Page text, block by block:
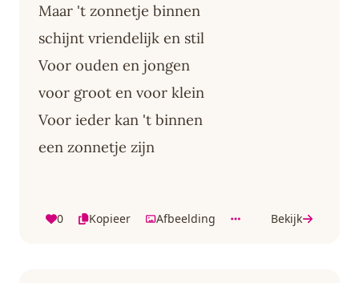
Maar 't zonnetje binnen
schijnt vriendelijk en stil
Voor ouden en jongen
voor groot en voor klein
Voor ieder kan 't binnen
een zonnetje zijn
0 Kopieer Afbeelding Bekijk